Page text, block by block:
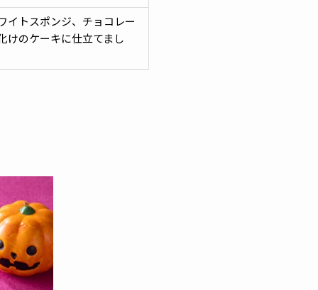
イトスポンジ、チョコレー
けのケーキに仕立てまし